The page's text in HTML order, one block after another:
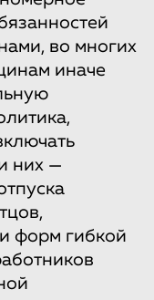
во многих
иначе
них —
форм гибкой